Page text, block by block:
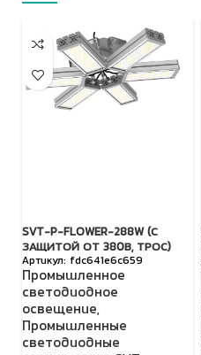
SVT-P-FLOWER-288W (С
ЗАЩИТОЙ ОТ 380В, ТРОС)
fdc641e6c659
Промышленное
светодиодное
освещение,
Промышленные
светодиодные